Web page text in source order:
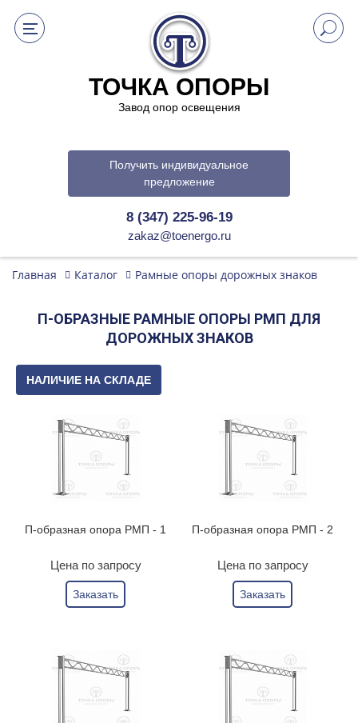
ТОЧКА ОПОРЫ
Завод опор освещения
Получить индивидуальное
предложение
8 (347) 225-96-19
zakaz@toenergo.ru
Главная Каталог Рамные опоры дорожных знаков
П-ОБРАЗНЫЕ РАМНЫЕ ОПОРЫ РМП ДЛЯ
ДОРОЖНЫХ ЗНАКОВ
НАЛИЧИЕ НА СКЛАДЕ
П-образная опора РМП - 1
Цена по запросу
Заказать
П-образная опора РМП - 2
Цена по запросу
Заказать